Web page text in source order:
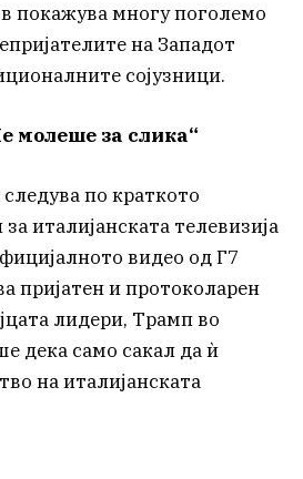
покажува многу поголемо
на Западот
сојузници.
молеше за слика“
по краткото
италијанската телевизија
видео од Г7
пријатен и протоколарен
лидери, Трамп во
дека само сакал да ѝ
на италијанската